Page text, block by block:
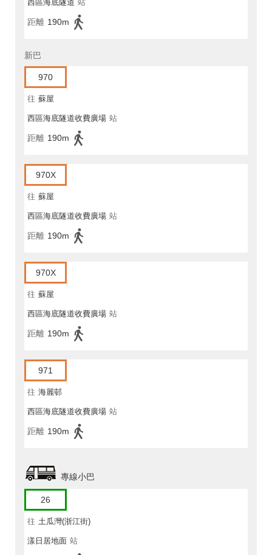
西區海底隧道 站
距離 190m
新巴
970
往 蘇屋
西區海底隧道收費廣場 站
距離 190m
970X
往 蘇屋
西區海底隧道收費廣場 站
距離 190m
970X
往 蘇屋
西區海底隧道收費廣場 站
距離 190m
971
往 海麗邨
西區海底隧道收費廣場 站
距離 190m
專線小巴
26
往 土瓜灣(浙江街)
漾日居地面 站